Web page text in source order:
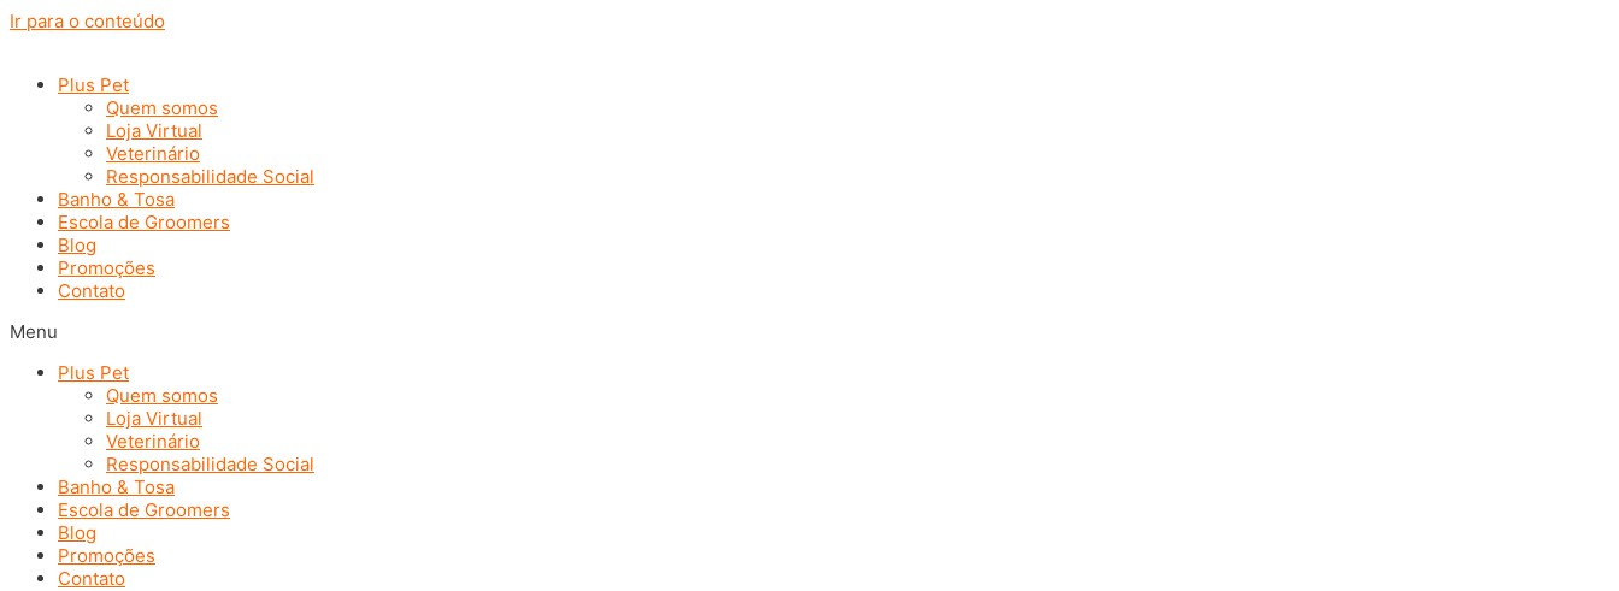
Ir para o conteúdo
Plus Pet
Quem somos
Loja Virtual
Veterinário
Responsabilidade Social
Banho & Tosa
Escola de Groomers
Blog
Promoções
Contato
Menu
Plus Pet
Quem somos
Loja Virtual
Veterinário
Responsabilidade Social
Banho & Tosa
Escola de Groomers
Blog
Promoções
Contato